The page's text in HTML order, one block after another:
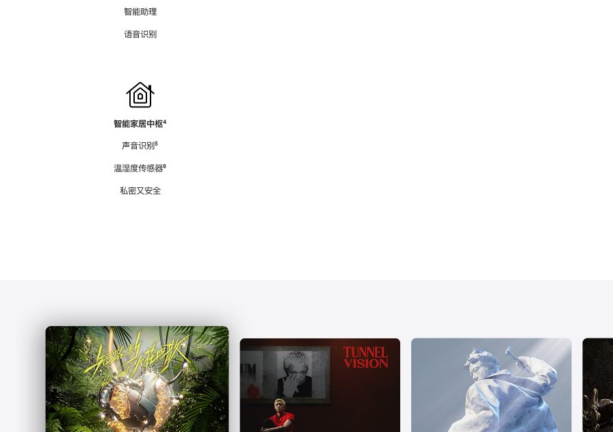
智能助理
语音识别
智能家居中枢脚
⁴
声音识别脚
⁵
温湿度传感器脚
⁶
私密又安全